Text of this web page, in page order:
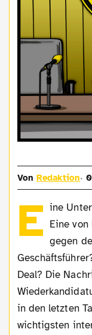
VonRedaktion
E ine
Eine
gegen
Deal? Die
in den letzten
wichtigsten